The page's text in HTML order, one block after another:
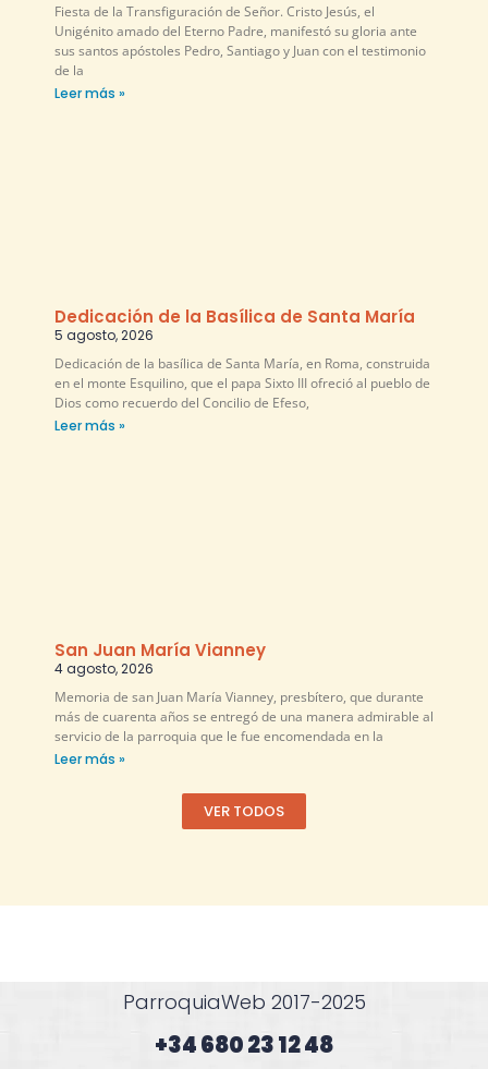
Fiesta de la Transfiguración de Señor. Cristo Jesús, el
Unigénito amado del Eterno Padre, manifestó su gloria ante
sus santos apóstoles Pedro, Santiago y Juan con el testimonio
de la
Leer más »
Dedicación de la Basílica de Santa María
5 agosto, 2026
Dedicación de la basílica de Santa María, en Roma, construida
en el monte Esquilino, que el papa Sixto III ofreció al pueblo de
Dios como recuerdo del Concilio de Efeso,
Leer más »
San Juan María Vianney
4 agosto, 2026
Memoria de san Juan María Vianney, presbítero, que durante
más de cuarenta años se entregó de una manera admirable al
servicio de la parroquia que le fue encomendada en la
Leer más »
VER TODOS
ParroquiaWeb 2017-2025
+34 680 23 12 48​